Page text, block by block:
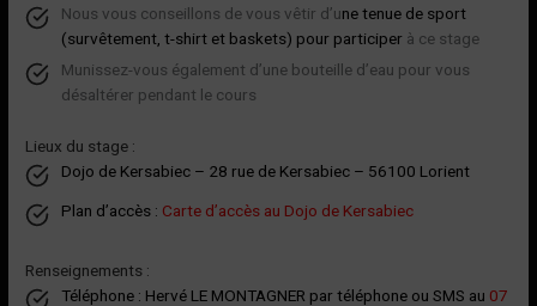
Nous vous conseillons de vous vêtir d’une tenue de sport
(survêtement, t-shirt et baskets) pour participer à ce stage
Munissez-vous également d’une bouteille d’eau pour vous
désaltérer pendant le cours
Lieux du stage :
Dojo de Kersabiec – 28 rue de Kersabiec – 56100 Lorient
Plan d’accès : Carte d’accès au Dojo de Kersabiec
Renseignements :
Téléphone : Hervé LE MONTAGNER par téléphone ou SMS au 07